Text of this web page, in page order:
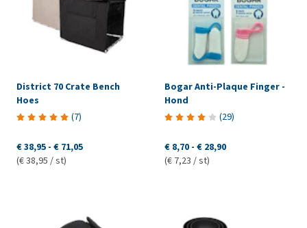
District 70 Crate Bench
Hoes
(7)
€ 38,95 - € 71,05
(€ 38,95 / st)
Bogar Anti-Plaque Finger -
Hond
(29)
€ 8,70 - € 28,90
(€ 7,23 / st)